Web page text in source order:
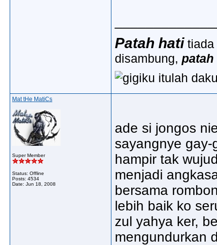
Patah hatitiada
disambung,
Mat tHe MatiCs
Super Member
Status: Offline
Posts: 4534
Date: Jun 18, 2008
ade si jongos
sayangnye
hampir tak
menjadi
bersama
lebih baik ko
zul yahya ker,
mengundurkan